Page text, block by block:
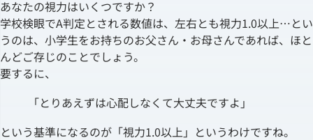
あなたの視力はいくつですか？
学校検眼でA判定とされる数値は、左右とも視力1.0以上…とい
うのは、小学生をお持ちのお父さん・お母さんであれば、ほと
んどご存じのことでしょう。
要するに、
「とりあえずは心配しなくて大丈夫ですよ」
という基準になるのが「視力1.0以上」というわけですね。